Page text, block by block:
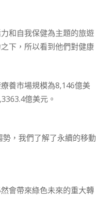
和自我保健為主題的旅遊
下，所以看到他們對健康
養市場規模為8,146億美
億美元。
，我們了解了永續的移動
會帶來綠色未來的重大轉